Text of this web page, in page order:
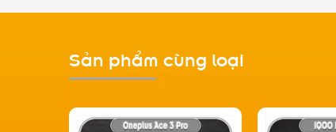
Sản phẩm cùng loại